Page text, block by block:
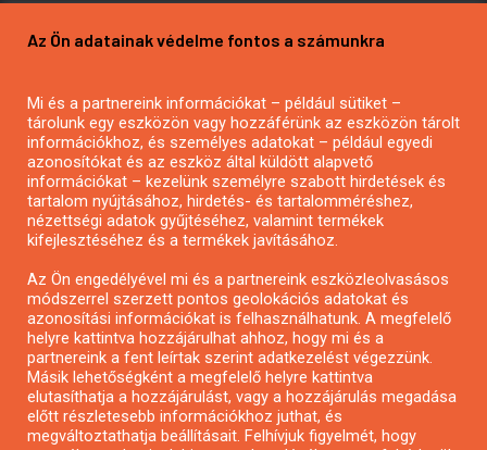
Mezőgazdasági pályázatírás
Pályázatírás civil szervezeteknek
Pályázatírás önkormányzatoknak
Pályázatfigyelés
Specifikus pályázatfigyelés vagy hírlevél
Pályázatok magánszemélyeknek
Pályázatok civil szervezeteknek
Pályázatok vállalkozásoknak
Önkormányzati pályázatok
Az Ön adatainak védelme fontos a számunkra
Mi és a partnereink információkat – például sütiket –
tárolunk egy eszközön vagy hozzáférünk az eszközön tárolt
információkhoz, és személyes adatokat – például egyedi
azonosítókat és az eszköz által küldött alapvető
információkat – kezelünk személyre szabott hirdetések és
tartalom nyújtásához, hirdetés- és tartalomméréshez,
nézettségi adatok gyűjtéséhez, valamint termékek
kifejlesztéséhez és a termékek javításához.
Az Ön engedélyével mi és a partnereink eszközleolvasásos
módszerrel szerzett pontos geolokációs adatokat és
azonosítási információkat is felhasználhatunk. A megfelelő
helyre kattintva hozzájárulhat ahhoz, hogy mi és a
partnereink a fent leírtak szerint adatkezelést végezzünk.
Másik lehetőségként a megfelelő helyre kattintva
elutasíthatja a hozzájárulást, vagy a hozzájárulás megadása
előtt részletesebb információkhoz juthat, és
megváltoztathatja beállításait. Felhívjuk figyelmét, hogy